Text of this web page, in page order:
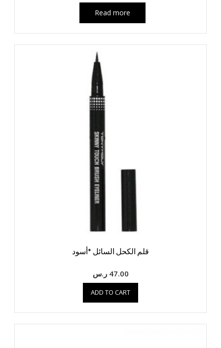
Read more
قلم الكحل السائل *أسود
47.00 ر.س
ADD TO CART